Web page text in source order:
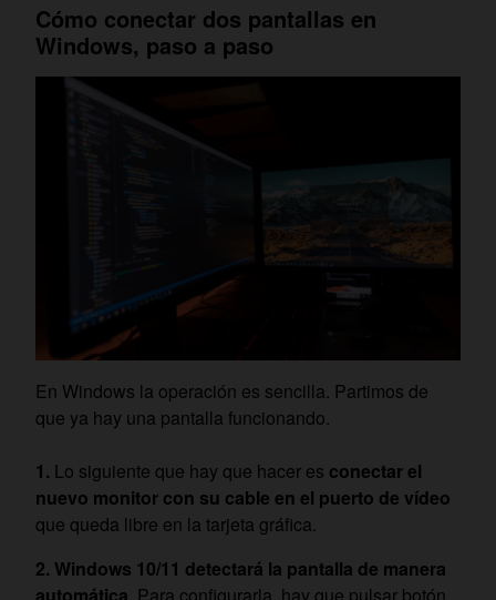
Cómo conectar dos pantallas en
Windows, paso a paso
En Windows la operación es sencilla. Partimos de
que ya hay una pantalla funcionando.
Lo siguiente que hay que hacer es conectar el
nuevo monitor con su cable en el puerto de vídeo
que queda libre en la tarjeta gráfica.
Windows 10/11 detectará la pantalla de manera
automática. Para configurarla, hay que pulsar botón